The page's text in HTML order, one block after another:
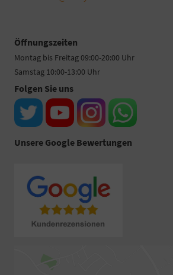
Öffnungszeiten
Montag bis Freitag 09:00-20:00 Uhr
Samstag 10:00-13:00 Uhr
Folgen Sie uns
Unsere Google Bewertungen